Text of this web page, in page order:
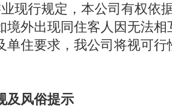
行规定，本公司有权依
境外出现同住客人因无法
单住要求，我公司将视可
及风俗提示